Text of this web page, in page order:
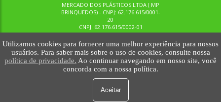
Utilizamos cookies para fornecer uma melhor experiência para nossos
usuários. Para saber mais sobre o uso de cookies, consulte nossa
política de privacidade. Ao continuar navegando em nosso site, você
concorda com a nossa política.
Aceitar
MERCADO DOS PLÁSTICOS LTDA ( MP
BRINQUEDOS) - CNPJ: 62.176.615/0001-
20
CNPJ: 62.176.615/0002-01
© MPBRINQUEDOS. TODOS OS DIREITOS RESERVADOS. MKTNOW